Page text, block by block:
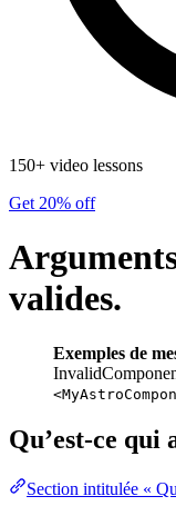
150+ video lessons
Get 20% off
valides.
Exemples de
Qu’est-ce qui
Section intitulée «